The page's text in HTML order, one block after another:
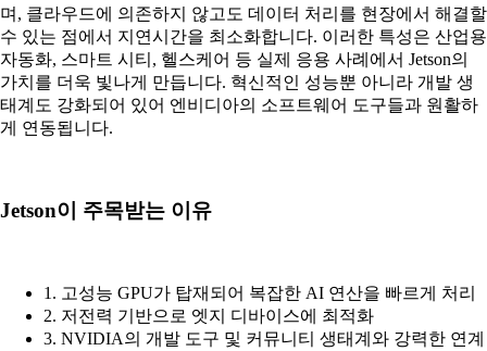
며, 클라우드에 의존하지 않고도 데이터 처리를 현장에서 해결할
수 있는 점에서 지연시간을 최소화합니다. 이러한 특성은 산업용
자동화, 스마트 시티, 헬스케어 등 실제 응용 사례에서 Jetson의
가치를 더욱 빛나게 만듭니다. 혁신적인 성능뿐 아니라 개발 생
태계도 강화되어 있어 엔비디아의 소프트웨어 도구들과 원활하
게 연동됩니다.
Jetson이 주목받는 이유
1. 고성능 GPU가 탑재되어 복잡한 AI 연산을 빠르게 처리
2. 저전력 기반으로 엣지 디바이스에 최적화
3. NVIDIA의 개발 도구 및 커뮤니티 생태계와 강력한 연계